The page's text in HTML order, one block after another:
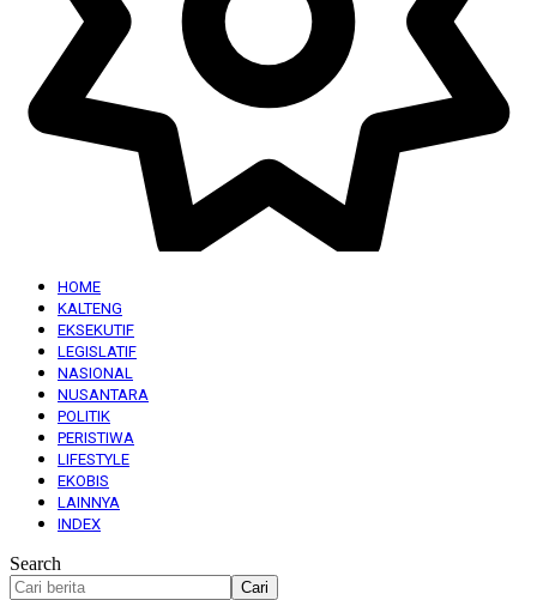
HOME
KALTENG
EKSEKUTIF
LEGISLATIF
NASIONAL
NUSANTARA
POLITIK
PERISTIWA
LIFESTYLE
EKOBIS
LAINNYA
INDEX
Search